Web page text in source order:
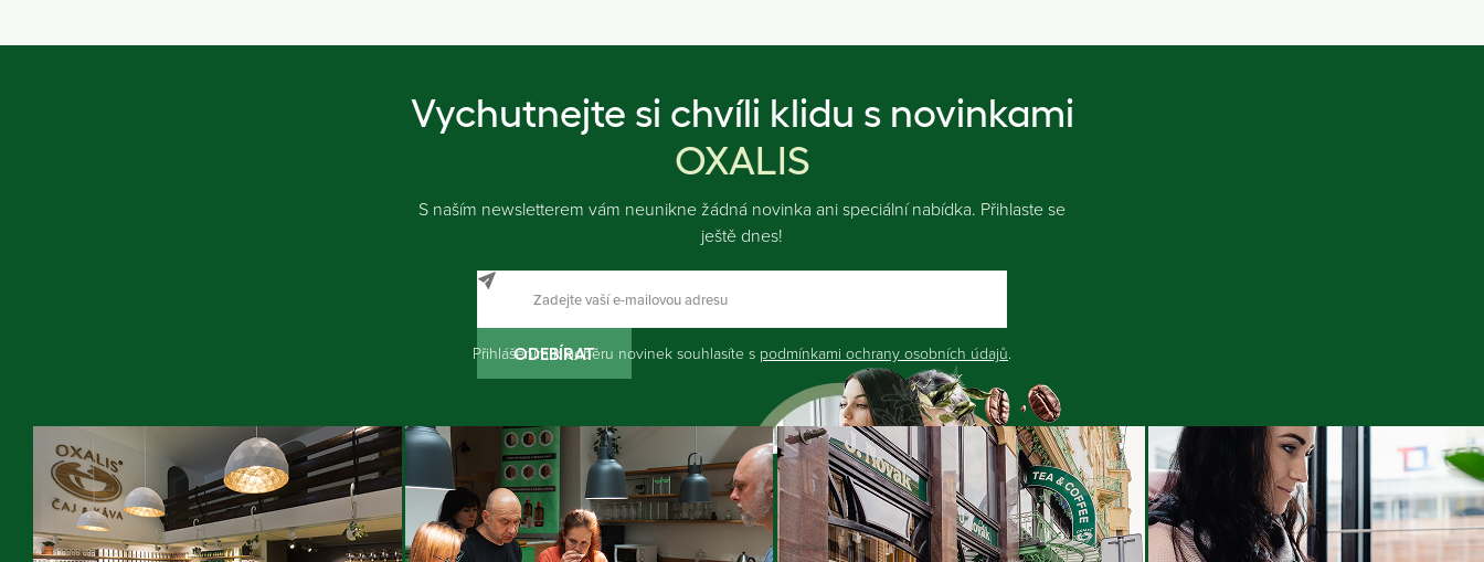
Vychutnejte si chvíli klidu s novinkami
OXALIS
S naším newsletterem vám neunikne žádná novinka ani speciální nabídka. Přihlaste se
ještě dnes!
ODEBÍRAT
Přihlášením k odběru novinek souhlasíte s podmínkami ochrany osobních údajů.